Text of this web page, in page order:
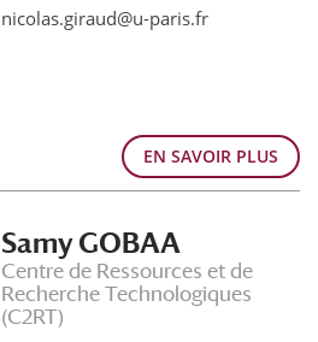
nicolas.giraud@u-paris.fr
EN SAVOIR PLUS
Samy GOBAA
Centre de Ressources et de
Recherche Technologiques
(C2RT)